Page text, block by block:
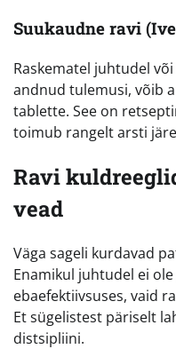
Suukaudne ravi
Raskematel juhtudel
andnud tulemusi, võib
tablette. See on
toimub rangelt arsti
Ravi
vead
Väga sageli kurdavad
Enamikul juhtudel ei
ebaefektiivsuses, vaid
Et sügelistest päriselt
distsipliini.